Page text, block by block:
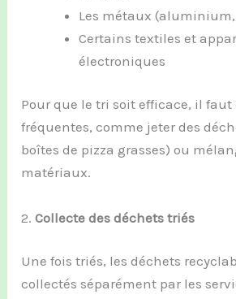
Les métaux
Certains textiles et
électroniques
Pour que le tri soit efficace, il faut
fréquentes, comme jeter des
boîtes de pizza grasses) ou
matériaux.
2.Collecte des déchets triés
Une fois triés, les déchets
collectés séparément par les